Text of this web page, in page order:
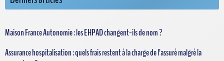
Maison France Autonomie : les EHPAD changent-ils de nom ?
Assurance hospitalisation : quels frais restent à la charge de l’assuré malgré la